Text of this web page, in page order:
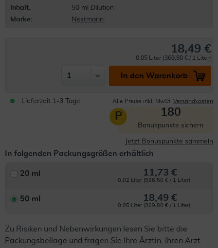
Inhalt:
50 ml Dilution
Marke:
Nestmann
18,49 €
0.05 Liter (369,80 € / 1 Liter)
In den Warenkorb
Lieferzeit 1-3 Tage Alle Preise inkl. MwSt. Versandkosten
P 180
Bonuspunkte sichern
Jetzt Bonuspunkte sammeln
In folgenden Packungsgrößen erhältlich
20 ml 11,73 €
0.02 Liter (586,50 € / 1 Liter)
50 ml 18,49 €
0.05 Liter (369,80 € / 1 Liter)
Zu Risiken und Nebenwirkungen lesen Sie bitte die
Packungsbeilage und fragen Sie Ihre Ärztin, Ihren Arzt